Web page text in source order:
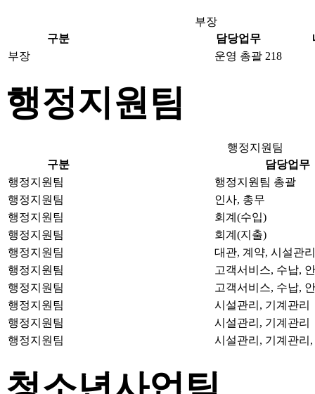
부장
구분
담당업무
부장
운영 총괄 218
행정지원팀
행정지원팀
구분
담당업무
행정지원팀
행정지원팀 총괄
행정지원팀
인사, 총무
행정지원팀
회계(수입)
행정지원팀
회계(지출)
행정지원팀
대관, 계약, 시설관
행정지원팀
고객서비스, 수납,
행정지원팀
고객서비스, 수납,
행정지원팀
시설관리, 기계관리
행정지원팀
시설관리, 기계관리
행정지원팀
시설관리, 기계관리